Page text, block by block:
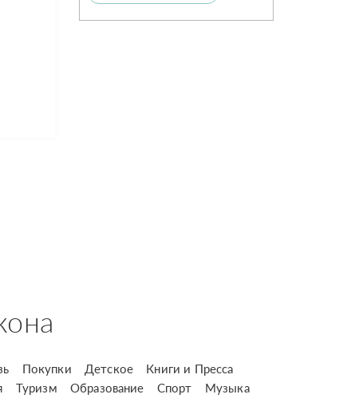
Покупки Детское
Книги и Пресса
Туризм Образование Спорт Музыка